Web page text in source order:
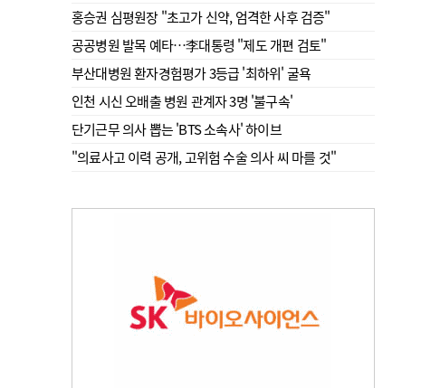
홍승권 심평원장 " 초고가 신약, 엄격한 사후 검증"
공공병원 발목 예타…李대통령 "제도 개편 검토"
부산대병원 환자경험평가 3등급 '최하위' 굴욕
인천 시신 오배출 병원 관계자 3명 '불구속'
단기근무 의사 뽑는 'BTS 소속사' 하이브
"의료사고 이력 공개, 고위험 수술 의사 씨 마를 것"